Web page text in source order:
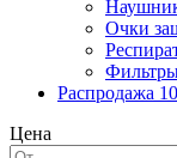
Очки
Распродажа 10
Цена